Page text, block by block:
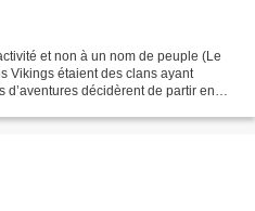
et non à un nom de peuple (Le
Vikings étaient des clans ayant
décidèrent de partir en